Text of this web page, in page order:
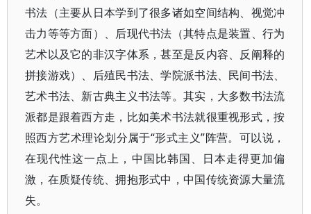
书法（主要从日本学到了很多诸如空间结构、视觉冲
击力等等方面）、后现代书法（其特点是装置、行为
艺术以及它的非汉字体系，甚至是反内容、反阐释的
拼接游戏）、后殖民书法、学院派书法、民间书法、
艺术书法、新古典主义书法等。其实，大多数书法流
派都是跟着西方走，比如美术书法就很重视形式，按
照西方艺术理论划分属于“形式主义”阵营。可以说，
在现代性这一点上，中国比韩国、日本走得更加偏
激，在质疑传统、拥抱形式中，中国传统资源大量流
失。